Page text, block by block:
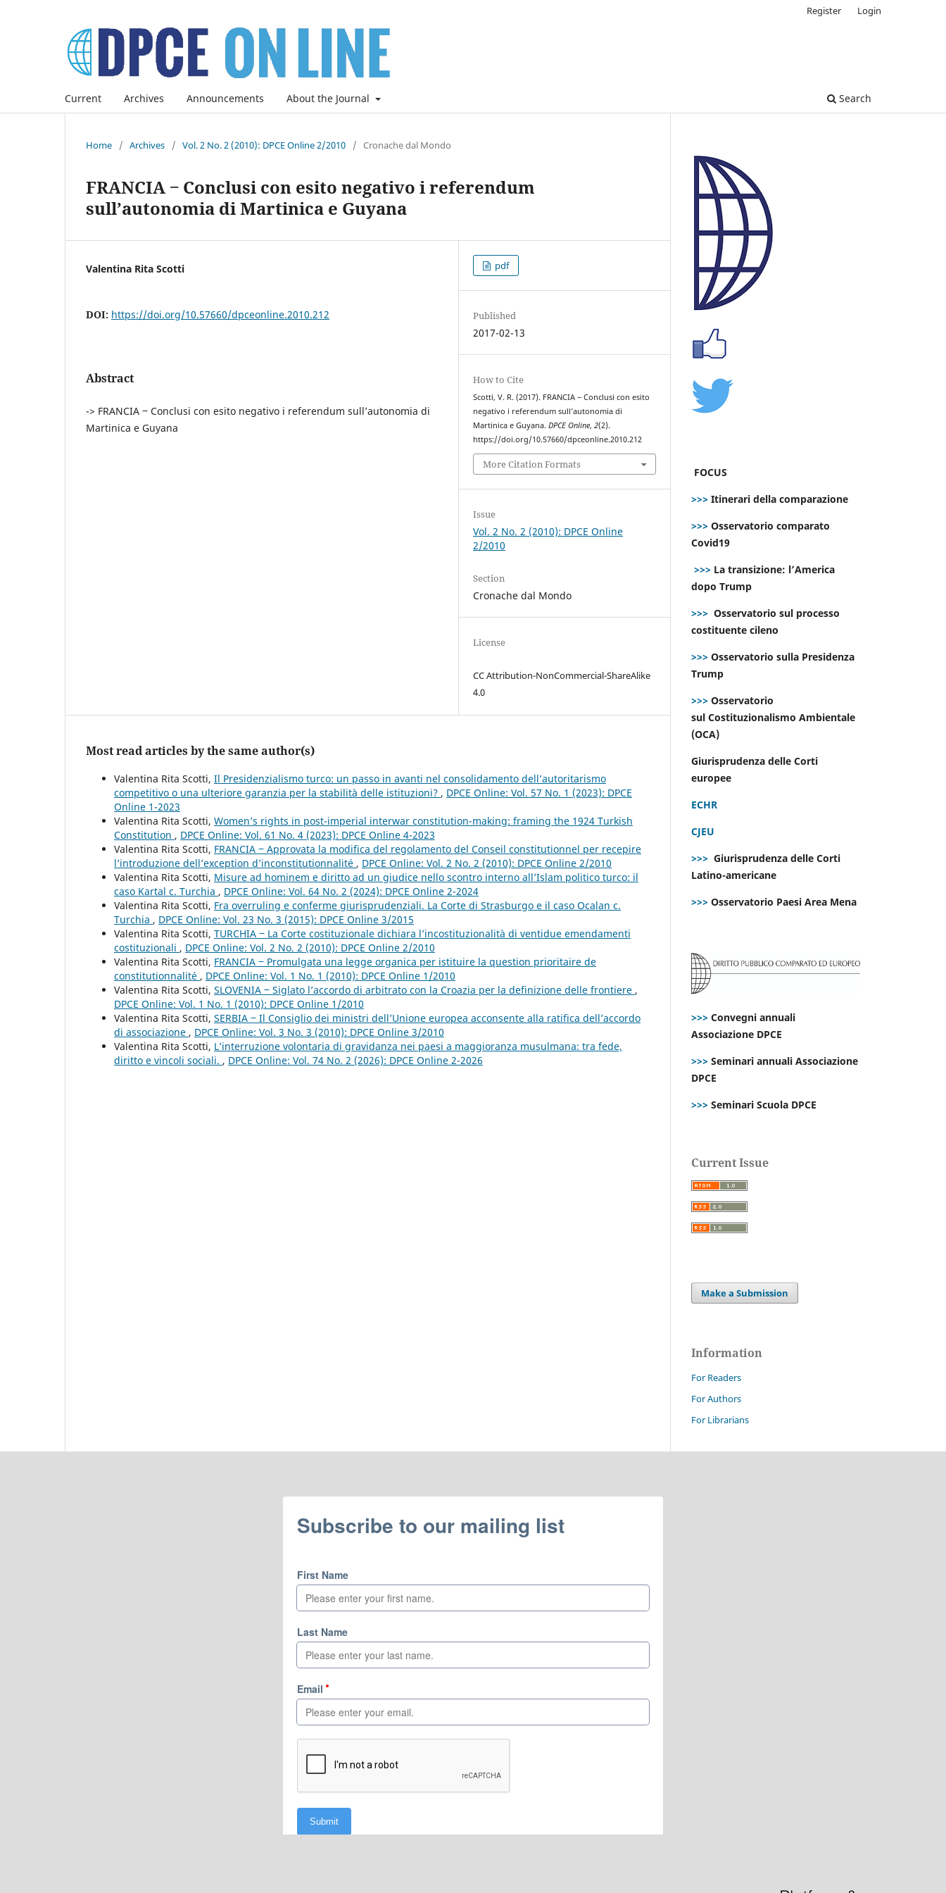
Current Archives Announcements About the Journal Search
Register Login
Home / Archives / Vol. 2 No. 2 (2010): DPCE Online 2/2010 / Cronache dal Mondo
FRANCIA ‒ Conclusi con esito negativo i referendum
sull’autonomia di Martinica e Guyana
Valentina Rita Scotti
DOI: https://doi.org/10.57660/dpceonline.2010.212
Abstract
-> FRANCIA ‒ Conclusi con esito negativo i referendum sull’autonomia di
Martinica e Guyana
pdf
Published
2017-02-13
How to Cite
Scotti, V. R. (2017). FRANCIA ‒ Conclusi con esito
negativo i referendum sull’autonomia di
Martinica e Guyana.DPCE Online,2(2).
https://doi.org/10.57660/dpceonline.2010.212
More Citation Formats
Issue
Vol. 2 No. 2 (2010): DPCE Online
2/2010
Section
Cronache dal Mondo
License
CC Attribution-NonCommercial-ShareAlike
4.0
Most read articles by the same author(s)
Valentina Rita Scotti, Il Presidenzialismo turco: un passo in avanti nel consolidamento dell’autoritarismo
competitivo o una ulteriore garanzia per la stabilità delle istituzioni? , DPCE Online: Vol. 57 No. 1 (2023): DPCE
Online 1-2023
Valentina Rita Scotti, Women’s rights in post-imperial interwar constitution-making: framing the 1924 Turkish
Constitution , DPCE Online: Vol. 61 No. 4 (2023): DPCE Online 4-2023
Valentina Rita Scotti, FRANCIA ‒ Approvata la modifica del regolamento del Conseil constitutionnel per recepire
l’introduzione dell’exception d’inconstitutionnalité , DPCE Online: Vol. 2 No. 2 (2010): DPCE Online 2/2010
Valentina Rita Scotti, Misure ad hominem e diritto ad un giudice nello scontro interno all’Islam politico turco: il
caso Kartal c. Turchia , DPCE Online: Vol. 64 No. 2 (2024): DPCE Online 2-2024
Valentina Rita Scotti, Fra overruling e conferme giurisprudenziali. La Corte di Strasburgo e il caso Ocalan c.
Turchia , DPCE Online: Vol. 23 No. 3 (2015): DPCE Online 3/2015
Valentina Rita Scotti, TURCHIA ‒ La Corte costituzionale dichiara l’incostituzionalità di ventidue emendamenti
costituzionali , DPCE Online: Vol. 2 No. 2 (2010): DPCE Online 2/2010
Valentina Rita Scotti, FRANCIA ‒ Promulgata una legge organica per istituire la question prioritaire de
constitutionnalité , DPCE Online: Vol. 1 No. 1 (2010): DPCE Online 1/2010
Valentina Rita Scotti, SLOVENIA ‒ Siglato l’accordo di arbitrato con la Croazia per la definizione delle frontiere ,
DPCE Online: Vol. 1 No. 1 (2010): DPCE Online 1/2010
Valentina Rita Scotti, SERBIA ‒ Il Consiglio dei ministri dell’Unione europea acconsente alla ratifica dell’accordo
di associazione , DPCE Online: Vol. 3 No. 3 (2010): DPCE Online 3/2010
Valentina Rita Scotti, L’interruzione volontaria di gravidanza nei paesi a maggioranza musulmana: tra fede,
diritto e vincoli sociali. , DPCE Online: Vol. 74 No. 2 (2026): DPCE Online 2-2026
FOCUS
>>> Itinerari della comparazione
>>> Osservatorio comparato
Covid19
>>> La transizione: l’America
dopo Trump
>>> Osservatorio sul processo
costituente cileno
>>> Osservatorio sulla Presidenza
Trump
>>> Osservatorio
sul Costituzionalismo Ambientale
(OCA)
Giurisprudenza delle Corti
europee
ECHR
CJEU
>>> Giurisprudenza delle Corti
Latino-americane
>>> Osservatorio Paesi Area Mena
>>> Convegni annuali
Associazione DPCE
>>> Seminari annuali Associazione
DPCE
>>> Seminari Scuola DPCE
Current Issue
Make a Submission
Information
For Readers
For Authors
For Librarians